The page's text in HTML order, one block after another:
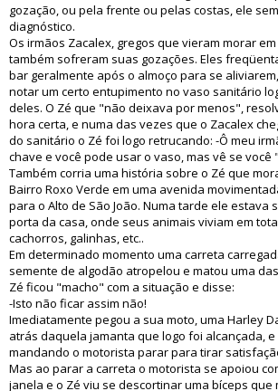
gozação, ou pela frente ou pelas costas, ele
diagnóstico.
Os irmãos Zacalex, gregos que vieram morar
também sofreram suas gozações. Eles
bar geralmente após o almoço para se
notar um certo entupimento no vaso sanitário
deles. O Zé que "não deixava por menos",
hora certa, e numa das vezes que o Zacalex
do sanitário o Zé foi logo retrucando: -Ô meu
chave e você pode usar o vaso, mas vê se você
Também corria uma história sobre o Zé que
Bairro Roxo Verde em uma avenida
para o Alto de São João. Numa tarde ele estava
porta da casa, onde seus animais viviam em
cachorros, galinhas, etc..
Em determinado momento uma carreta
semente de algodão atropelou e matou uma
Zé ficou "macho" com a situação e disse:
-Isto não ficar assim não!
Imediatamente pegou a sua moto, uma Harley
atrás daquela jamanta que logo foi alcançada, e
mandando o motorista parar para tirar
Mas ao parar a carreta o motorista se apoiou
janela e o Zé viu se descortinar uma bíceps que